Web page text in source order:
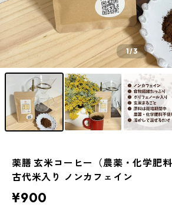
1/3
薬膳 玄米コーヒー（農薬・化学肥
古代米入り ノンカフェイン
¥900